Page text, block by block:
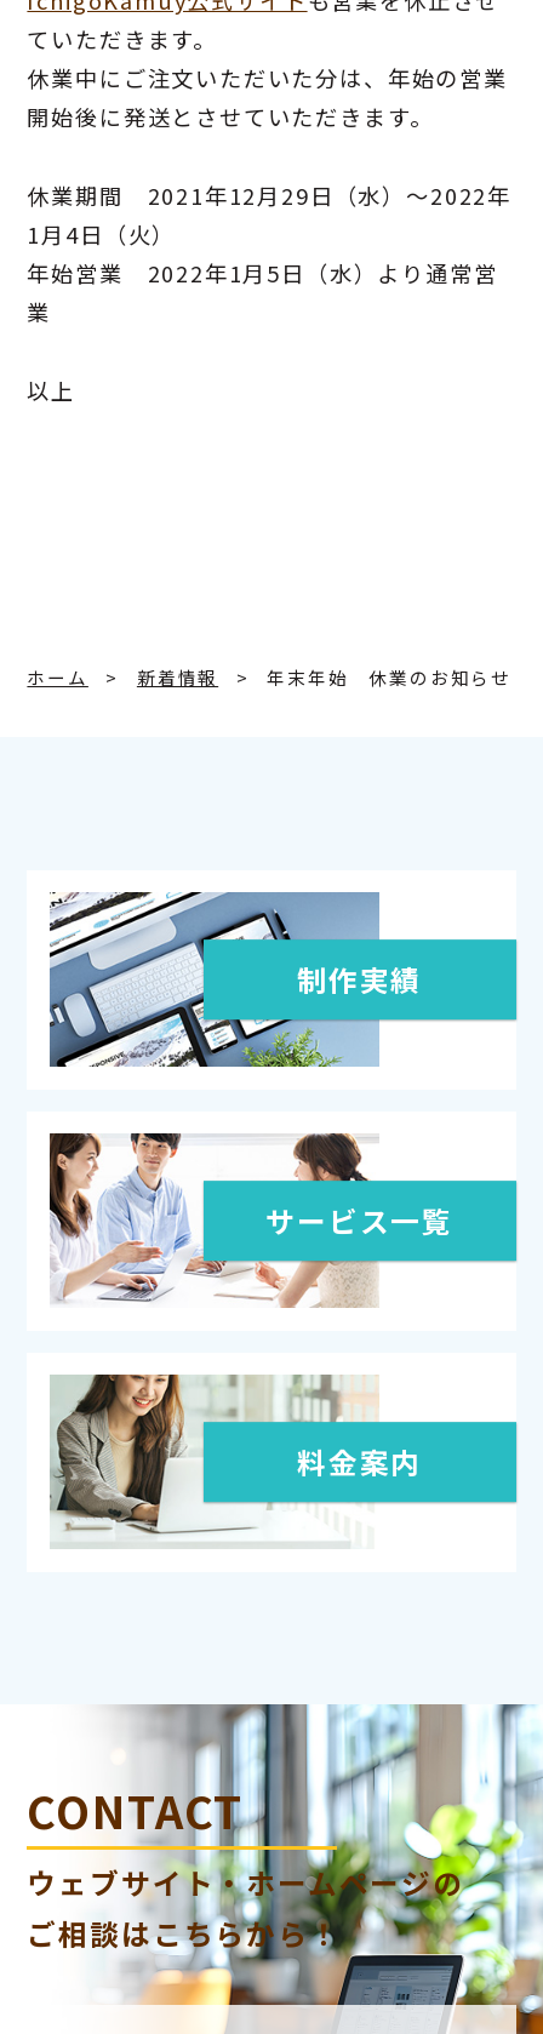
ていただきます。
休業中にご注文いただいた分は、年始の営業
開始後に発送とさせていただきます。
休業期間 2021年12月29日（水）～2022年
1月4日（火）
年始営業 2022年1月5日（水）より通常営
業
以上
ホーム 新着情報 年末年始 休業のお知らせ
制作実績
サービス一覧
料金案内
CONTACT
ウェブサイト・ホームページの
ご相談はこちらから！